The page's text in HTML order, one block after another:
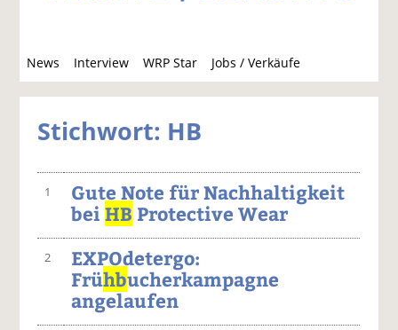
News Interview WRP Star Jobs / Verkäufe
u
c
Stichwort: HB
1
Gute Note für Nachhaltigkeit
beiHB Protective Wear
2
EXPOdetergo:
Frühbucherkampagne
angelaufen